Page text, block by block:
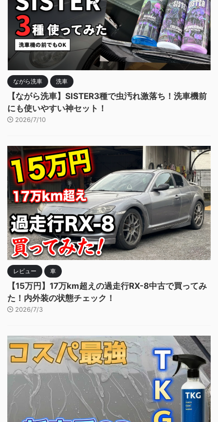
ながら洗車 洗車
【ながら洗車】SISTER3種で虫汚れ激落ち！洗車機前
にも使いやすい神セット！
2026/7/10
レビュー 車
【15万円】17万km超えの過走行RX-8中古で買ってみ
た！内外装の状態チェック！
2026/7/3